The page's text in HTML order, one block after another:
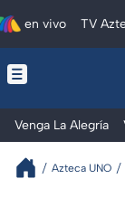
en vivo TV
Venga La Alegría
Azteca UNO